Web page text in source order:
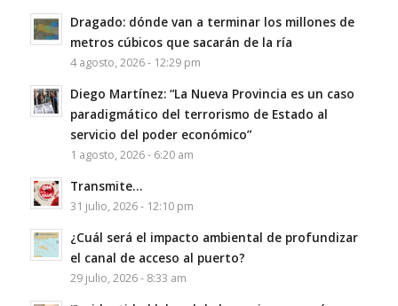
Dragado: dónde van a terminar los millones de
metros cúbicos que sacarán de la ría
4 agosto, 2026 - 12:29 pm
Diego Martínez: “La Nueva Provincia es un caso
paradigmático del terrorismo de Estado al
servicio del poder económico”
1 agosto, 2026 - 6:20 am
Transmite…
31 julio, 2026 - 12:10 pm
¿Cuál será el impacto ambiental de profundizar
el canal de acceso al puerto?
29 julio, 2026 - 8:33 am